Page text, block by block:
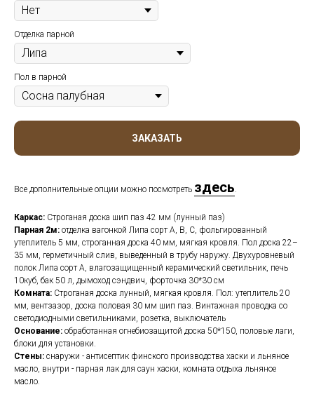
Отделка парной
Пол в парной
ЗАКАЗАТЬ
Все дополнительные опции можно посмотреть здесь.
Каркас: Строганая доска шип паз 42 мм (лунный паз)
Парная 2м: отделка вагонкой Липа сорт A, B, C, фольгированный
утеплитель 5 мм, строганная доска 40 мм, мягкая кровля. Пол доска 22–
35 мм, герметичный слив, выведенный в трубу наружу. Двухуровневый
полок Липа сорт А, влагозащищенный керамический светильник, печь
10куб, бак 50 л, дымоход сэндвич, форточка 30*30 см
Комната: Строганая доска лунный, мягкая кровля. Пол: утеплитель 20
мм, вентзазор, доска половая 30 мм шип паз. Винтажная проводка со
светодиодными светильниками, розетка, выключатель
Основание: обработанная огнебиозащитой доска 50*150, половые лаги,
блоки для установки.
Стены: снаружи - антисептик финского производства хаски и льняное
масло, внутри - парная лак для саун хаски, комната отдыха льняное
масло.